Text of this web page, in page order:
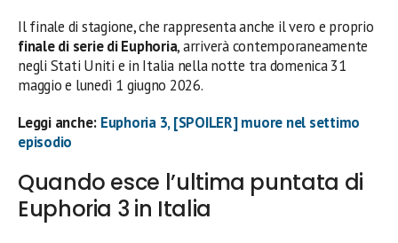
Il finale di stagione, che rappresenta anche il vero e proprio
finale di serie di Euphoria, arriverà contemporaneamente
negli Stati Uniti e in Italia nella notte tra domenica 31
maggio e lunedì 1 giugno 2026.
Leggi anche: Euphoria 3, [SPOILER] muore nel settimo
episodio
Quando esce l’ultima puntata di
Euphoria 3 in Italia